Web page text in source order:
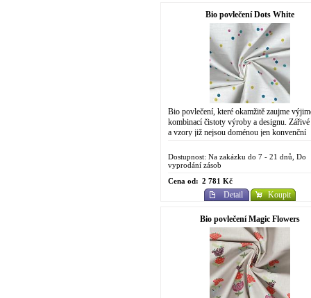
Bio povlečení Dots White
Bio povlečení, které okamžitě zaujme
kombinací čistoty výroby a designu.
a vzory již nejsou doménou jen konvenční
propracovaného...
Dostupnost: Na zakázku do 7 - 21 dnů, Do
vyprodání zásob
Cena od: 2 781 Kč
Detail Koupit
Bio povlečení Magic Flowers